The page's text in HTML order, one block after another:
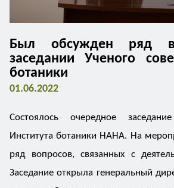
Был обсужден ряд
заседании Ученого
ботаники
01.06.2022
Состоялось очередное
Института ботаники НАНА. На
ряд вопросов, связанных с
Заседание открыла генеральный